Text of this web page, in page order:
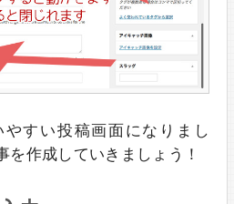
すい投稿画面になりまし
を作成していきましょう！